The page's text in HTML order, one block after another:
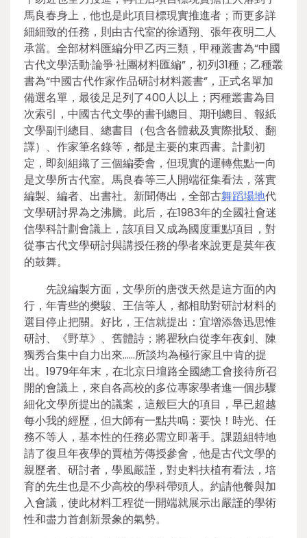
馬良春身上，他也是此項目標現實推進者；而更多詳
細細致的任務，則由古代室的徐迺翔、張年夜明二人
承當。全部材料匯編分甲乙丙三類，甲種叢書為“中國
古代文學活動·論爭·社團材料匯編”，初列31種；乙種叢
書為“中國古代作家作品研討材料叢書”，正式名單加
備選名單，最後足足列了400人以上；丙種叢書為目
次索引，中國古代文學的書刊總目、期刊總目、報紙
文學副刊總目、總書目（包含各體裁及實際批駁、翻
譯）、作家筆名錄等，都是主要的東西書。計劃初
定，即刻組織了三個編委會，但現實的運轉焦點一向
是文學所古代室。馬良春等三人開端征集看法，落實
編製、編者、出書社。新聞傳出，全部古舞蹈場地代
文學研討界為之沸騰。此后，在1983年的全國社會迷
信學科計劃會議上，該項目又成為國度重點項目，對
從事古代文學研討與講授任務的學者來說更是莫年夜
的鼓舞。
先說編製方面，文學所的唐弢天然是這方面的內
行，年青些的樊駿、王信等人，都相助對研討材料的
選目停止把關。好比，王信就提出：宜增添魯迅思惟
研討、《野草》、舊體詩；將瞿秋白從李年夜釗、陳
獨秀合集中自力出來……所談均為極行家且中肯的提
出。1979年年末，在北京日壇路全國總工會接待所召
開的會議上，來自各高校的多位專家學者進一個步驟
細化文學所提出的議案，這般巨大的項目，早已超越
每小我的經歷，但大師有一點共鳴：要快！時光、任
務不等人，基本性的任務必需立即著手。課題組特地
請了復旦年夜學的賈植芳傳授參會，他是古代文學的
親歷者、研討者，學風嚴謹，對史料扶植有看法，培
育的先生也是不少高校的學科帶頭人。約請他餐與加
入會議，使此材料工程從一開端就展示出嚴謹的學術
性和盡力首創新景象的氣勢。